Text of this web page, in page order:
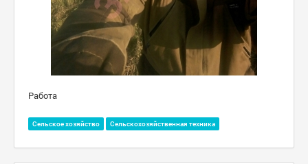
Работа
Сельское хозяйство Сельскохозяйственная техника